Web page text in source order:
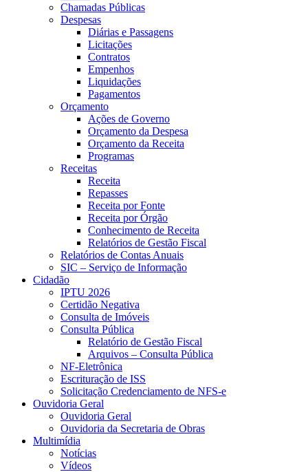
Chamadas Públicas
Despesas
Diárias e Passagens
Licitações
Contratos
Empenhos
Liquidações
Pagamentos
Orçamento
Ações de Governo
Orçamento da Despesa
Orçamento da Receita
Programas
Receitas
Receita
Repasses
Receita por Fonte
Receita por Órgão
Conhecimento de Receita
Relatórios de Gestão Fiscal
Relatórios de Contas Anuais
SIC – Serviço de Informação
Cidadão
IPTU 2026
Certidão Negativa
Consulta de Imóveis
Consulta Pública
Relatório de Gestão Fiscal
Arquivos – Consulta Pública
NF-Eletrônica
Escrituração de ISS
Solicitação Credenciamento de NFS-e
Ouvidoria Geral
Ouvidoria Geral
Ouvidoria da Secretaria de Obras
Multimídia
Notícias
Vídeos